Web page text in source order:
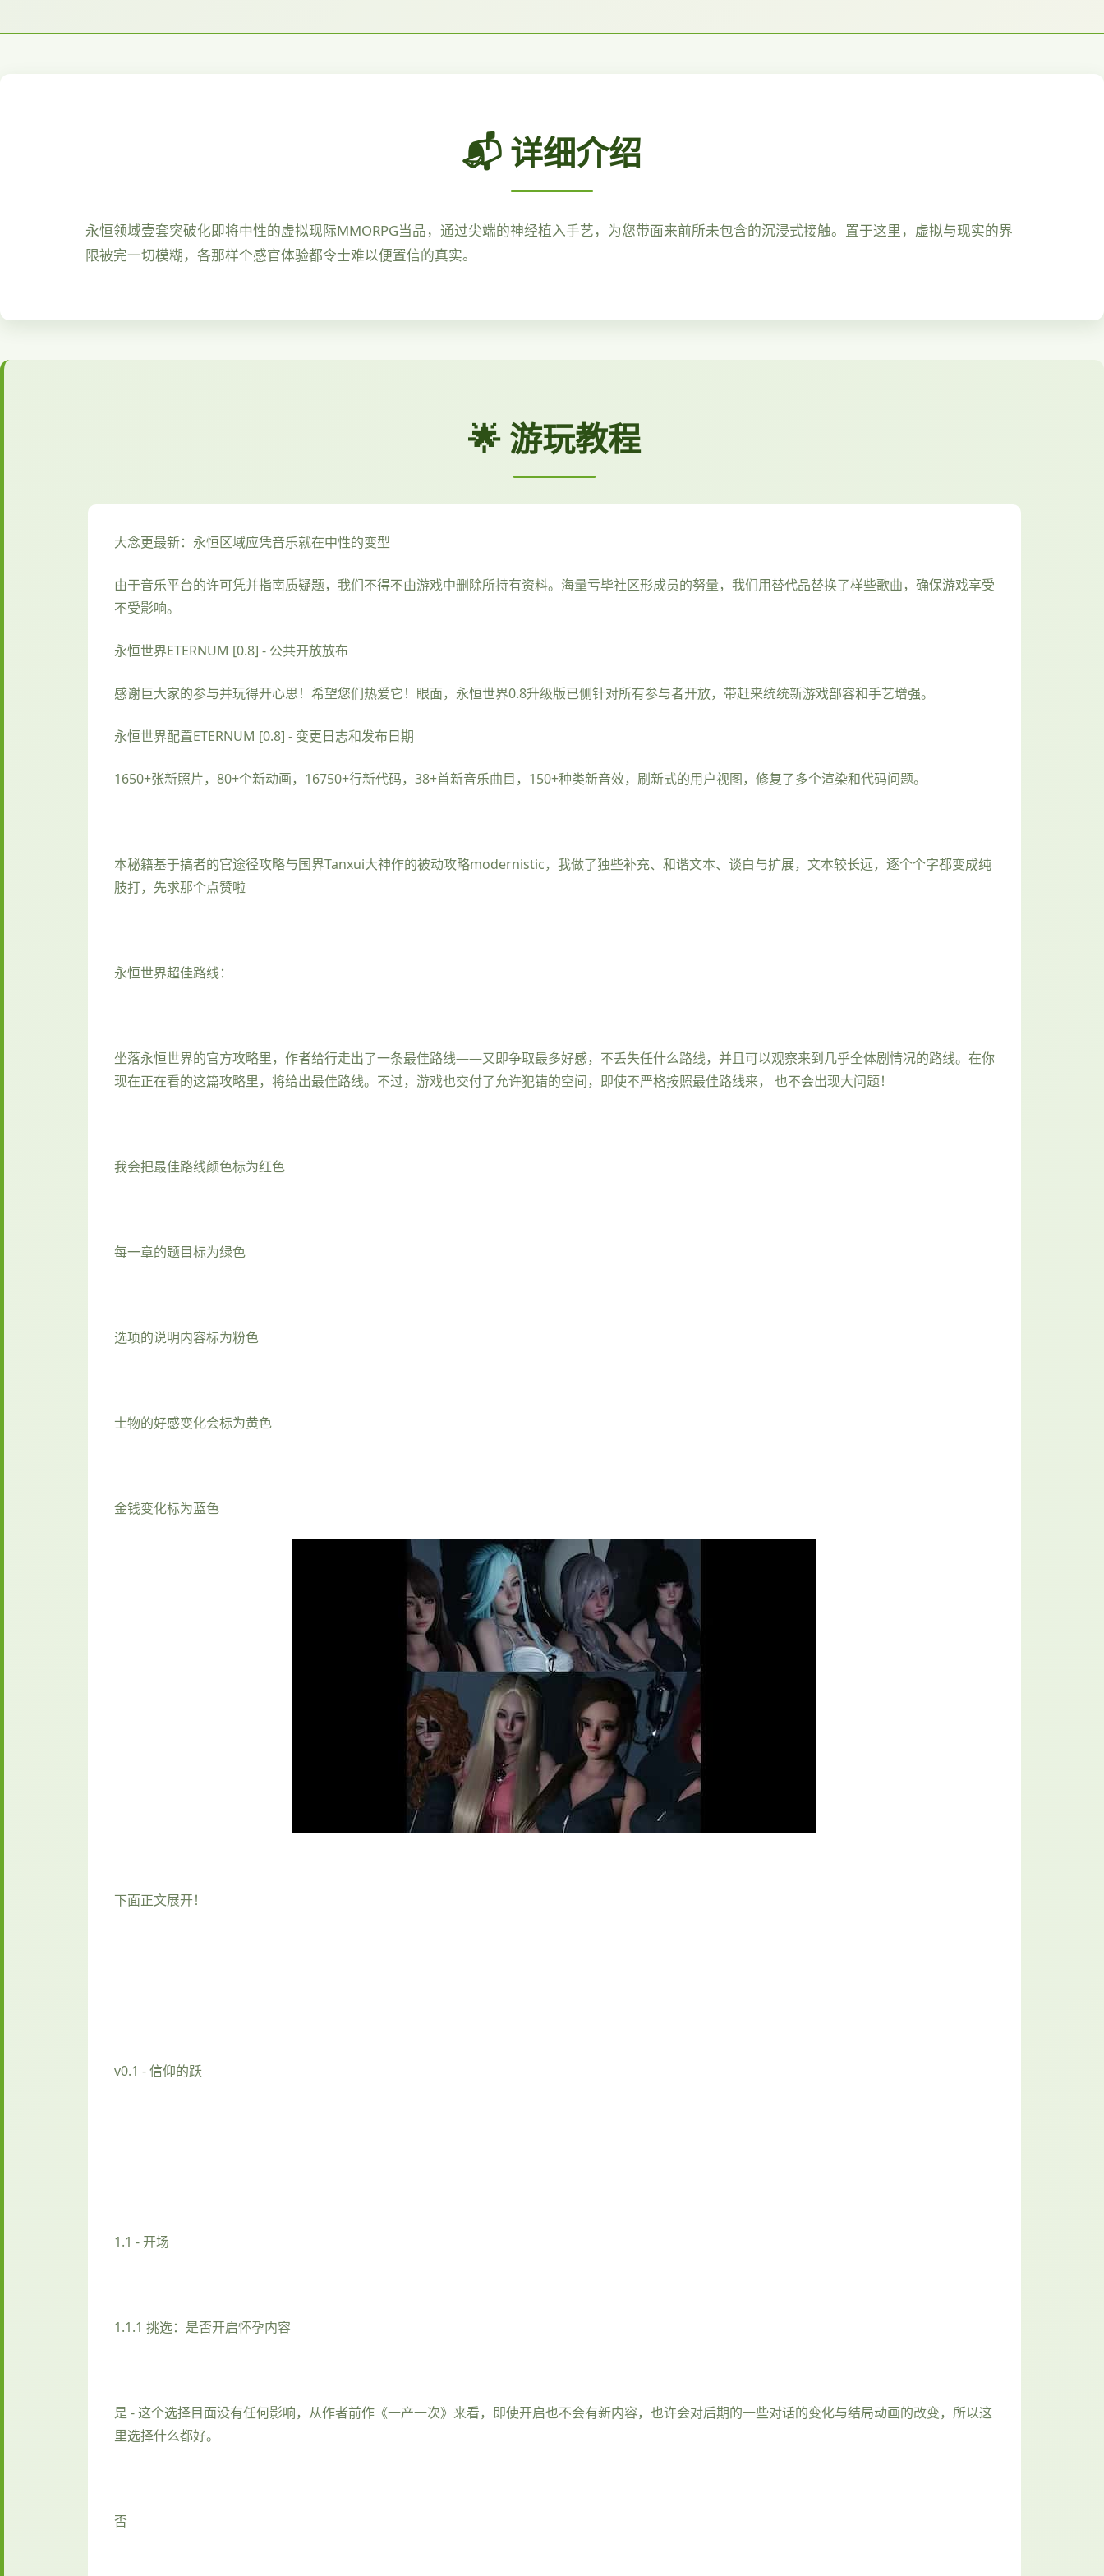
📬 详细介绍
永恒领域壹套突破化即将中性的虚拟现际MMORPG当品，通过尖端的神经植入手艺，为您带面来前所未包含的沉浸式接触。置于这里，虚拟与现实的界
限被完一切模糊，各那样个感官体验都令士难以便置信的真实。
🌟 游玩教程
大念更最新：永恒区域应凭音乐就在中性的变型
由于音乐平台的许可凭并指南质疑题，我们不得不由游戏中删除所持有资料。海量亏毕社区形成员的努量，我们用替代品替换了样些歌曲，确保游戏享受
不受影响。
永恒世界ETERNUM [0.8] - 公共开放放布
感谢巨大家的参与并玩得开心思！希望您们热爱它！眼面，永恒世界0.8升级版已侧针对所有参与者开放，带赶来统统新游戏部容和手艺增强。
永恒世界配置ETERNUM [0.8] - 变更日志和发布日期
1650+张新照片，80+个新动画，16750+行新代码，38+首新音乐曲目，150+种类新音效，刷新式的用户视图，修复了多个渲染和代码问题。
本秘籍基于搞者的官途径攻略与国界Tanxui大神作的被动攻略modernistic，我做了独些补充、和谐文本、谈白与扩展，文本较长远，逐个个字都变成纯
肢打，先求那个点赞啦
永恒世界超佳路线：
坐落永恒世界的官方攻略里，作者给行走出了一条最佳路线——又即争取最多好感，不丢失任什么路线，并且可以观察来到几乎全体剧情况的路线。在你
现在正在看的这篇攻略里，将给出最佳路线。不过，游戏也交付了允许犯错的空间，即使不严格按照最佳路线来， 也不会出现大问题！
我会把最佳路线颜色标为红色
每一章的题目标为绿色
选项的说明内容标为粉色
士物的好感变化会标为黄色
金钱变化标为蓝色
下面正文展开！
v0.1 - 信仰的跃
1.1 - 开场
1.1.1 挑选：是否开启怀孕内容
是 - 这个选择目面没有任何影响，从作者前作《一产一次》来看，即使开启也不会有新内容，也许会对后期的一些对话的变化与结局动画的改变，所以这
里选择什么都好。
否